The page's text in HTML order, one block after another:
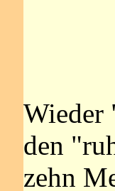
Wieder
den
zehn